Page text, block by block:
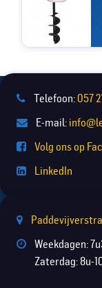
Telefoon: 057
E-mail:
Volg ons op
LinkedIn
Weekdagen:
Zaterdag: 8u-